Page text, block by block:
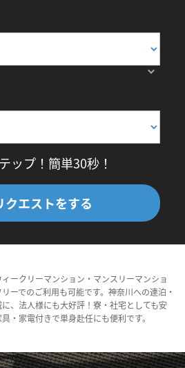
ップ！簡単30秒！
クエストをする
ークリーマンション・マンスリーマンショ
ーでのご利用も可能です。神奈川への連泊・
、法人様にも大好評！寮・社宅としても安
・家電付きで単身赴任にも便利です。